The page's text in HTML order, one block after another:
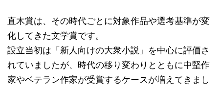
直木賞は、その時代ごとに対象作品や選考基準が変
化してきた文学賞です。
設立当初は「新人向けの大衆小説」を中心に評価さ
れていましたが、時代の移り変わりとともに中堅作
家やベテラン作家が受賞するケースが増えてきまし